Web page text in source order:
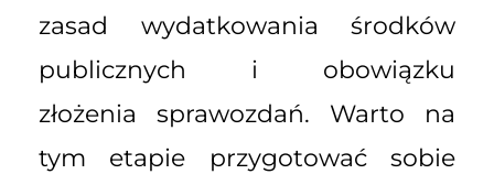
zasad wydatkowania środków
publicznych i obowiązku
złożenia sprawozdań. Warto na
tym etapie przygotować sobie